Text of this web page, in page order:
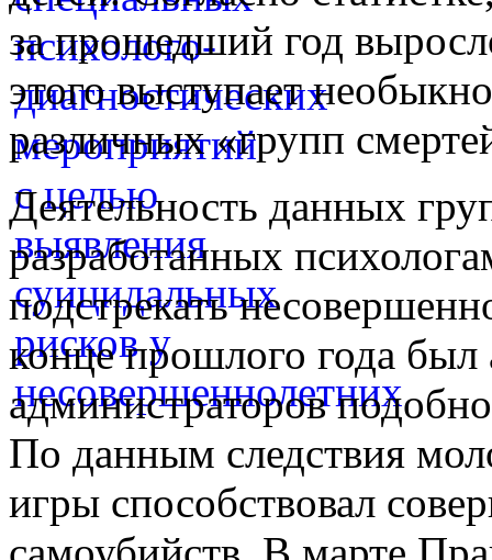
за прошедший год
этого выступает
различных «групп
Деятельность данных
разработанных
подстрекать
конце прошлого года был
администраторов
По данным следствия
игры способствовал